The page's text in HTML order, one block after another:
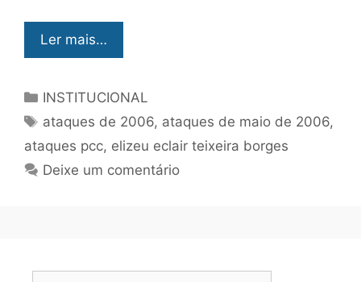
Ler mais…
INSTITUCIONAL
ataques de 2006, ataques de maio de 2006,
ataques pcc, elizeu eclair teixeira borges
Deixe um comentário